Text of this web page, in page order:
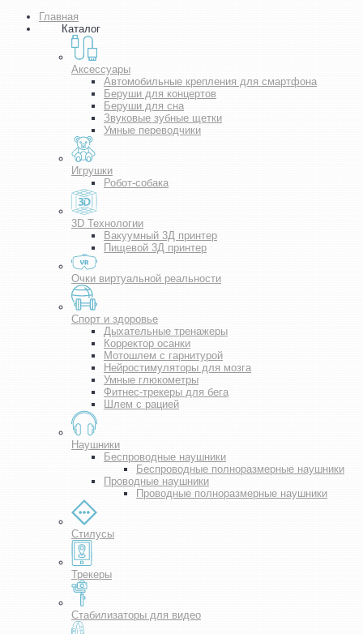
Главная
Каталог
Аксессуары
Автомобильные крепления для смартфона
Беруши для концертов
Беруши для сна
Звуковые зубные щетки
Умные переводчики
Игрушки
Робот-собака
3D Технологии
Вакуумный 3Д принтер
Пищевой 3Д принтер
Очки виртуальной реальности
Спорт и здоровье
Дыхательные тренажеры
Корректор осанки
Мотошлем с гарнитурой
Нейростимуляторы для мозга
Умные глюкометры
Фитнес-трекеры для бега
Шлем с рацией
Наушники
Беспроводные наушники
Беспроводные полноразмерные наушники
Проводные наушники
Проводные полноразмерные наушники
Стилусы
Трекеры
Стабилизаторы для видео